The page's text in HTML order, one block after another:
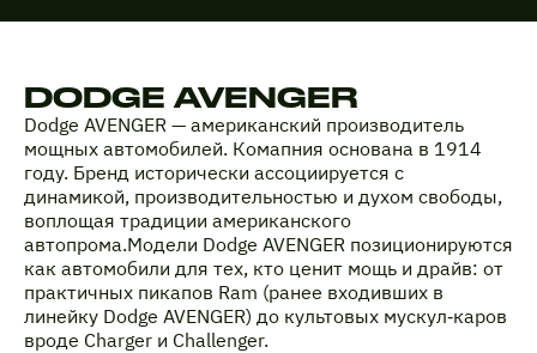
DODGE AVENGER
Dodge AVENGER — американский производитель
мощных автомобилей. Комапния основана в 1914
году. Бренд исторически ассоциируется с
динамикой, производительностью и духом свободы,
воплощая традиции американского
автопрома.Модели Dodge AVENGER позиционируются
как автомобили для тех, кто ценит мощь и драйв: от
практичных пикапов Ram (ранее входивших в
линейку Dodge AVENGER) до культовых мускул‑каров
вроде Charger и Challenger.